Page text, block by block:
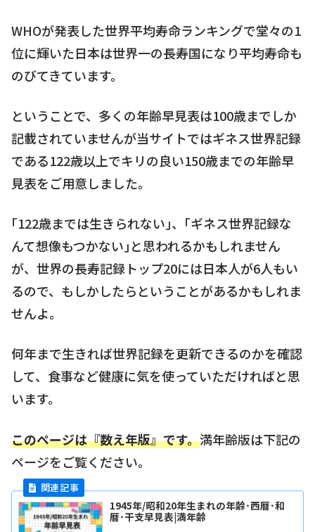
WHOが発表した世界平均寿命ランキングで堂々の1
位に輝いた日本は世界一の長寿国になり平均寿命も
のびてきています。
ということで、多くの年齢早見表は100歳までしか
記載されていませんが当サイトではギネス世界記録
である122歳以上でキリの良い150歳までの年齢早
見表をご用意しました。
｢122歳までは生きられない｣、｢ギネス世界記録な
んて想像もつかない｣と思われるかもしれません
が、世界の長寿記録トップ20には日本人が6人もい
るので、もしかしたらということがあるかもしれま
せんよ。
何年まで生きれば世界記録を更新できるのかを確認
して、食事など健康に気を使っていただければと思
います。
このページは『数え年版』です。満年齢版は下記の
ページをご覧ください。
1945年/昭和20年生まれの年齢･西暦･和
暦･干支早見表|満年齢